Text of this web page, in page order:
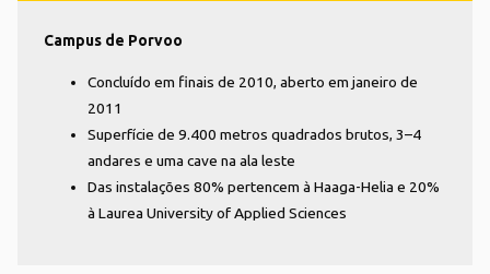
Campus de Porvoo
Concluído em finais de 2010, aberto em janeiro de
2011
Superfície de 9.400 metros quadrados brutos, 3–4
andares e uma cave na ala leste
Das instalações 80% pertencem à Haaga-Helia e 20%
à Laurea University of Applied Sciences